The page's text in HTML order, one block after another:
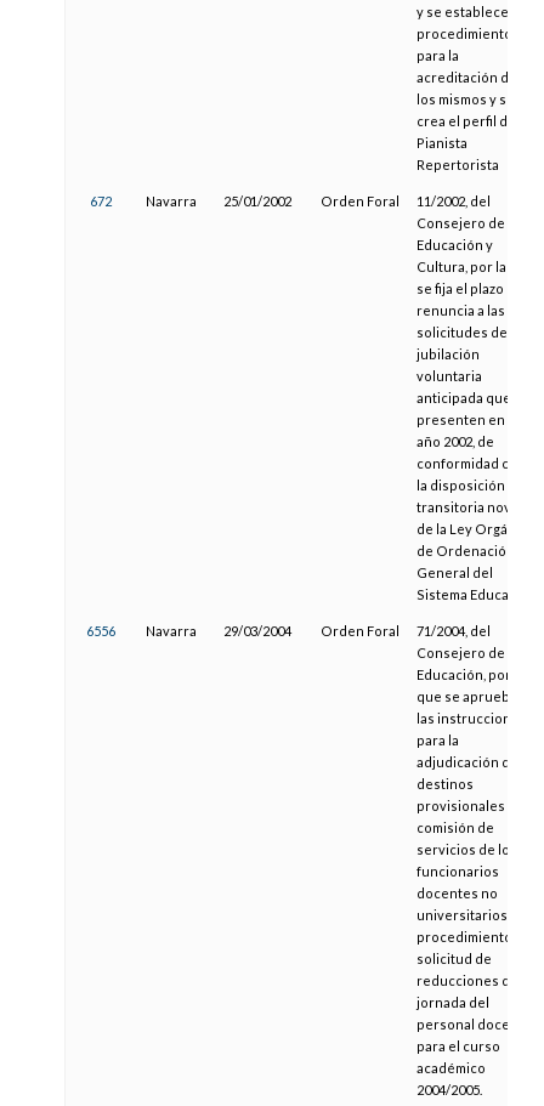
y se establece el
procedimiento
para la
acreditación de
los mismos y se
crea el perfil de
Pianista
Repertorista
672 Navarra 25/01/2002 Orden Foral
11/2002, del
Consejero de
Educación y
Cultura, por la que
se fija el plazo de
renuncia a las
solicitudes de
jubilación
voluntaria
anticipada que se
presenten en el
año 2002, de
conformidad con
la disposición
transitoria novena
de la Ley Orgánica
de Ordenación
General del
Sistema Educativo.
6556 Navarra 29/03/2004 Orden Foral
71/2004, del
Consejero de
Educación, por la
que se aprueban
las instrucciones
para la
adjudicación de
destinos
provisionales y en
comisión de
servicios de los
funcionarios
docentes no
universitarios y el
procedimiento de
solicitud de
reducciones de
jornada del
personal docente
para el curso
académico
2004/2005.